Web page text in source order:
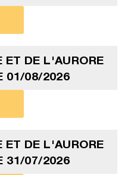
ET DE L'AURORE
01/08/2026
ET DE L'AURORE
31/07/2026